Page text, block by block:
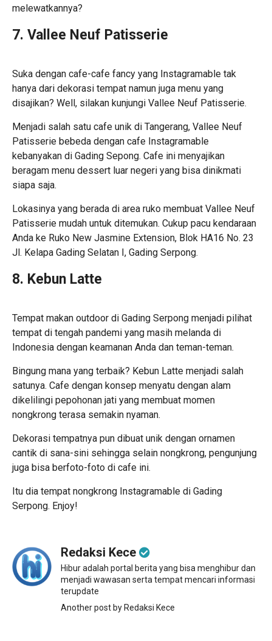
melewatkannya?
7. Vallee Neuf Patisserie
Suka dengan cafe-cafe fancy yang Instagramable tak
hanya dari dekorasi tempat namun juga menu yang
disajikan? Well, silakan kunjungi Vallee Neuf Patisserie.
Menjadi salah satu cafe unik di Tangerang, Vallee Neuf
Patisserie bebeda dengan cafe Instagramable
kebanyakan di Gading Sepong. Cafe ini menyajikan
beragam menu dessert luar negeri yang bisa dinikmati
siapa saja.
Lokasinya yang berada di area ruko membuat Vallee Neuf
Patisserie mudah untuk ditemukan. Cukup pacu kendaraan
Anda ke Ruko New Jasmine Extension, Blok HA16 No. 23
Jl. Kelapa Gading Selatan I, Gading Serpong.
8. Kebun Latte
Tempat makan outdoor di Gading Serpong menjadi pilihat
tempat di tengah pandemi yang masih melanda di
Indonesia dengan keamanan Anda dan teman-teman.
Bingung mana yang terbaik? Kebun Latte menjadi salah
satunya. Cafe dengan konsep menyatu dengan alam
dikelilingi pepohonan jati yang membuat momen
nongkrong terasa semakin nyaman.
Dekorasi tempatnya pun dibuat unik dengan ornamen
cantik di sana-sini sehingga selain nongkrong, pengunjung
juga bisa berfoto-foto di cafe ini.
Itu dia tempat nongkrong Instagramable di Gading
Serpong. Enjoy!
Redaksi Kece
Hibur adalah portal berita yang bisa menghibur dan
menjadi wawasan serta tempat mencari informasi
terupdate
Another post by Redaksi Kece